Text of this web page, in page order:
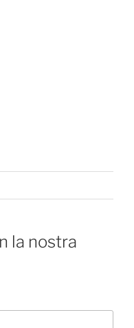
la nostra